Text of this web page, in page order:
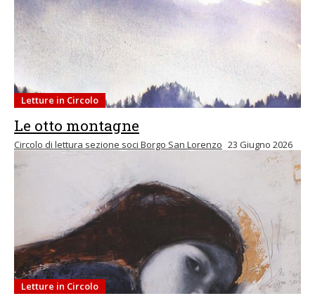
Letture in Circolo
Le otto montagne
Circolo di lettura sezione soci Borgo San Lorenzo 23 Giugno 2026
Letture in Circolo